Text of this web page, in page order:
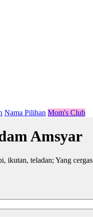
Nama Pilihan Mom's Club
Amsyar
ikutan, teladan; Yang cergas